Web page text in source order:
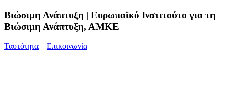
Bιώσιμη Ανάπτυξη | Ευρωπαϊκό Ινστιτούτο για τη
Βιώσιμη Ανάπτυξη, ΑΜΚΕ
Ταυτότητα – Επικοινωνία